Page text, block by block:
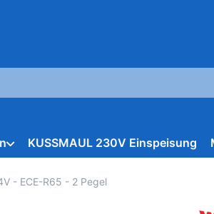
ein. Während Sie tippen, erscheinen
KUSSMAUL 230V Einspeisung
- ECE-R65 - 2 Pegel